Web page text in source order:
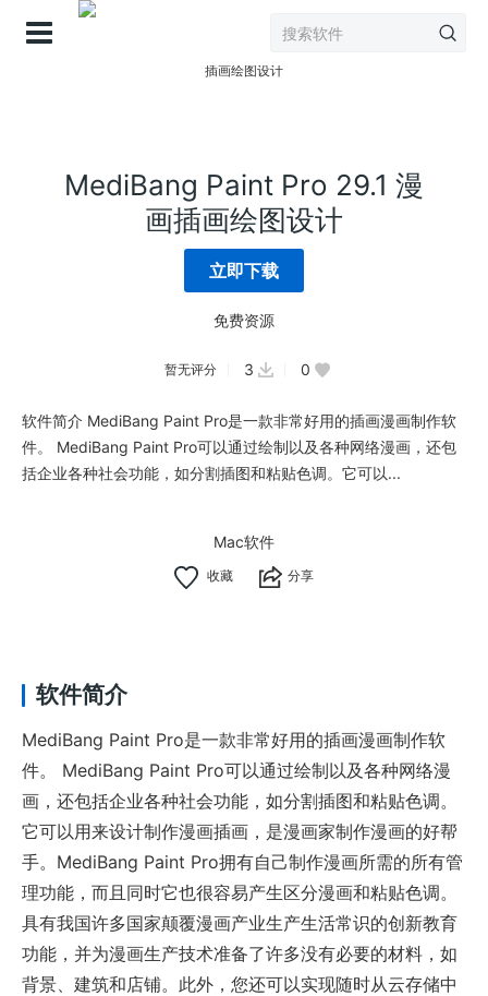
MediBang Paint Pro 29.1 漫
画插画绘图设计
立即下载
免费资源
暂无评分 3 0
软件简介 MediBang Paint Pro是一款非常好用的插画漫画制作软
件。 MediBang Paint Pro可以通过绘制以及各种网络漫画，还包
括企业各种社会功能，如分割插图和粘贴色调。它可以...
Mac软件
分享
软件简介
MediBang Paint Pro是一款非常好用的插画漫画制作软
件。 MediBang Paint Pro可以通过绘制以及各种网络漫
画，还包括企业各种社会功能，如分割插图和粘贴色调。
它可以用来设计制作漫画插画，是漫画家制作漫画的好帮
手。MediBang Paint Pro拥有自己制作漫画所需的所有管
理功能，而且同时它也很容易产生区分漫画和粘贴色调。
具有我国许多国家颠覆漫画产业生产生活常识的创新教育
功能，并为漫画生产技术准备了许多没有必要的材料，如
背景、建筑和店铺。此外，您还可以实现随时从云存储中